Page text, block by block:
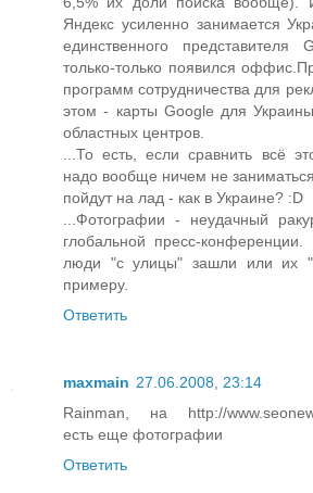
Яндекс усиленно занимается
единственного
только-только появился
программ сотрудничества для
этом - карты Google для
областных центров.
...То есть, если сравнить всё
надо вообще ничем не
пойдут на лад - как в Украине? :D
...Фотографии - неудачный
глобальной пресс-
люди "с улицы" зашли или их
примеру.
Ответить
maxmain 27.06.2008, 23:14
Rainman, на http://
есть еще фотографии
Ответить